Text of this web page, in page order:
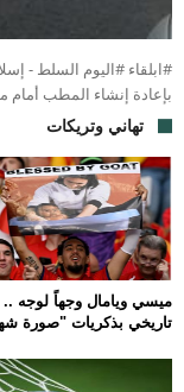
#ابلقاء #اليوم السلط -
بإعادة إنشاء المطب أمام
تهاني وتريكات
ميسي ويامال وجهاً لوجه
تاريخي بذكريات "صورة